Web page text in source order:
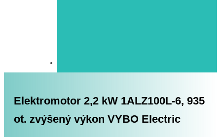
Elektromotor 2,2 kW 1ALZ100L-6, 935
ot. zvýšený výkon VYBO Electric